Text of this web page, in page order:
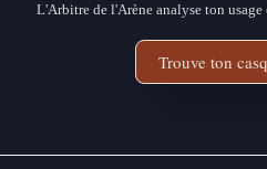
L'Arbitre de l'Arène analyse ton
Trouve ton